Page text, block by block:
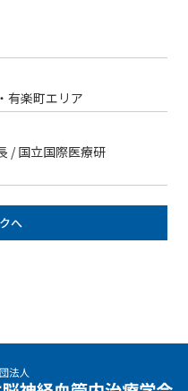
有楽町エリア
/ 国立国際医療研
へ